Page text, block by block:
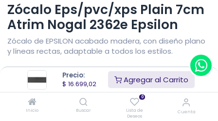
Precio:
$ 16.699,02 Agregar al Carrito
Inicio Buscar
0
Lista de
Deseos
Cuenta
Zócalo Eps/pvc/xps Plain 7cm
Atrim Nogal 2362e Epsilon
Zócalo de EPSILON acabado madera, con diseño plano
y líneas rectas, adaptable a todos los estilos.
$16.699,02 $19.645,90 IVA Incluido (15% OFF)
Precio sin impuestos nacionales $16.236,28 $ 13.800,84
Añadir al carrito